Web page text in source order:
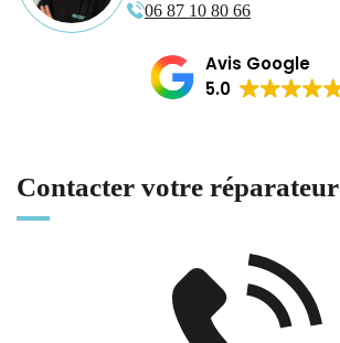
06 87 10 80 66
Avis Google
5.0
Contacter votre réparateur